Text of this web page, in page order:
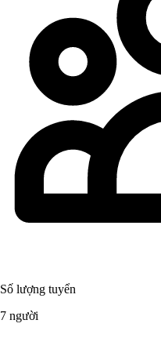
Số lượng tuyển
7 người